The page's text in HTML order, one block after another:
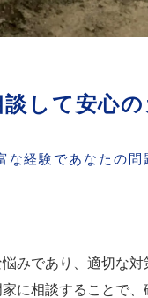
して安心
な経験であなたの問
みであり、適切な対
に相談することで、